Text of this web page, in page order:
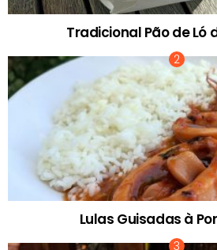
Tradicional Pão de Ló
Lulas Guisadas à